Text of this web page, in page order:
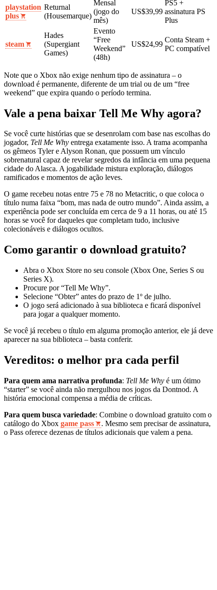
playstation
plus
Returnal
(Housemarque)
Mensal
(jogo do
mês)
US$39,99
PS5 +
assinatura PS
Plus
steam
Hades
(Supergiant
Games)
Evento
“Free
Weekend”
(48h)
US$24,99
Conta Steam +
PC compatível
Note que o Xbox não exige nenhum tipo de assinatura – o
download é permanente, diferente de um trial ou de um “free
weekend” que expira quando o período termina.
Vale a pena baixar Tell Me Why agora?
Se você curte histórias que se desenrolam com base nas escolhas do
jogador, Tell Me Why entrega exatamente isso. A trama acompanha
os gêmeos Tyler e Alyson Ronan, que possuem um vínculo
sobrenatural capaz de revelar segredos da infância em uma pequena
cidade do Alasca. A jogabilidade mistura exploração, diálogos
ramificados e momentos de ação leves.
O game recebeu notas entre 75 e 78 no Metacritic, o que coloca o
título numa faixa “bom, mas nada de outro mundo”. Ainda assim, a
experiência pode ser concluída em cerca de 9 a 11 horas, ou até 15
horas se você for daqueles que completam tudo, inclusive
colecionáveis e diálogos ocultos.
Como garantir o download gratuito?
Abra o Xbox Store no seu console (Xbox One, Series S ou
Series X).
Procure por “Tell Me Why”.
Selecione “Obter” antes do prazo de 1º de julho.
O jogo será adicionado à sua biblioteca e ficará disponível
para jogar a qualquer momento.
Se você já recebeu o título em alguma promoção anterior, ele já deve
aparecer na sua biblioteca – basta conferir.
Vereditos: o melhor pra cada perfil
Para quem ama narrativa profunda: Tell Me Why é um ótimo
“starter” se você ainda não mergulhou nos jogos da Dontnod. A
história emocional compensa a média de críticas.
Para quem busca variedade: Combine o download gratuito com o
catálogo do Xbox game pass
. Mesmo sem precisar de assinatura,
o Pass oferece dezenas de títulos adicionais que valem a pena.